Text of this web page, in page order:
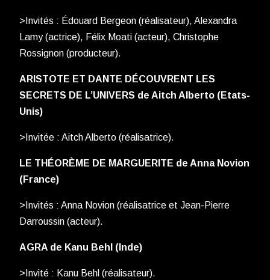
>Invités : Édouard Bergeon (réalisateur), Alexandra
Lamy (actrice), Félix Moati (acteur), Christophe
Rossignon (producteur).
ARISTOTE ET DANTE DÉCOUVRENT LES
SECRETS DE L’UNIVERS de Aitch Alberto (Etats-
Unis)
>Invitée : Aitch Alberto (réalisatrice).
LE THÉORÈME DE MARGUERITE de Anna Novion
(France)
>Invités : Anna Novion (réalisatrice et Jean-Pierre
Darroussin (acteur).
AGRA de Kanu Behl (Inde)
>Invité : Kanu Behl (réalisateur).